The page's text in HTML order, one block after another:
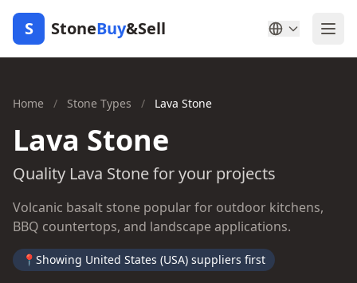
S StoneBuy&Sell
Home / Stone Types / Lava Stone
Lava Stone
Quality Lava Stone for your projects
Volcanic basalt stone popular for outdoor kitchens,
BBQ countertops, and landscape applications.
📍 Showing United States (USA) suppliers first